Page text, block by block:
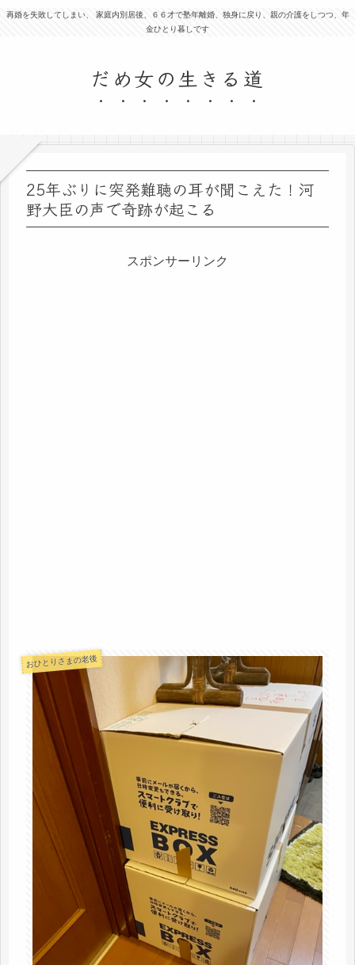
再婚を失敗してしまい、 家庭内別居後、６６才で塾年離婚、独身に戻り、親の介護をしつつ、年
金ひとり暮しです
だめ女の生きる道
25年ぶりに突発難聴の耳が聞こえた！河
野大臣の声で奇跡が起こる
スポンサーリンク
おひとりさまの老後